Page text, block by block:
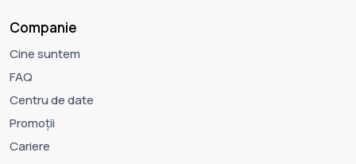
Companie
Cine suntem
FAQ
Centru de date
Promoții
Cariere